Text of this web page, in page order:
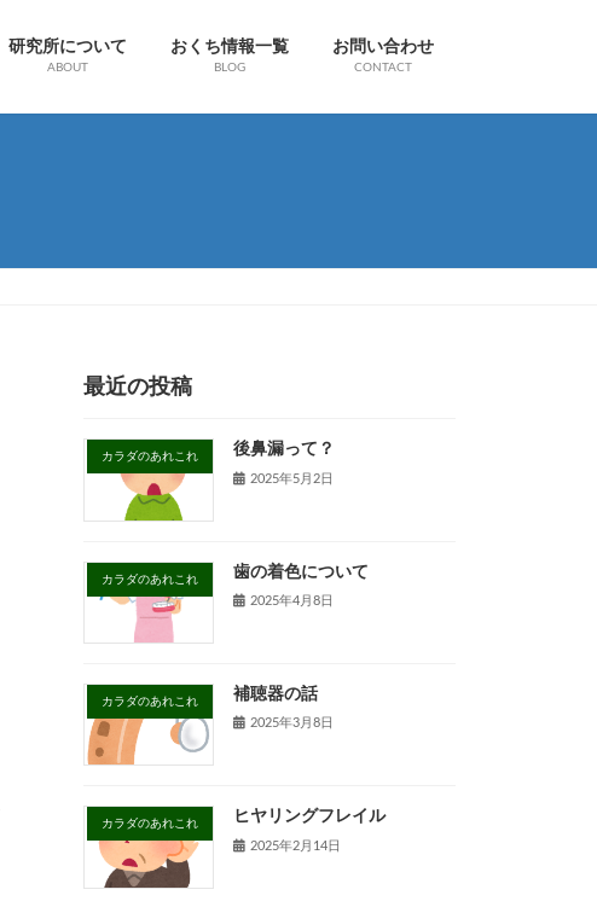
研究所について
ABOUT
おくち情報一覧
BLOG
お問い合わせ
CONTACT
最近の投稿
カラダのあれこれ 後鼻漏って？
2025年5月2日
カラダのあれこれ 歯の着色について
2025年4月8日
カラダのあれこれ 補聴器の話
2025年3月8日
カラダのあれこれ ヒヤリングフレイル
2025年2月14日